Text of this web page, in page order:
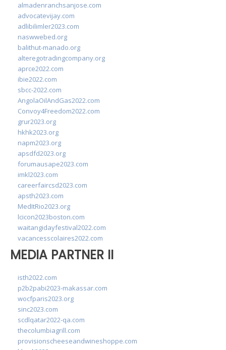
almadenranchsanjose.com
advocatevijay.com
adlibilimler2023.com
naswwebed.org
balithut-manado.org
alteregotradingcompany.org
aprce2022.com
ibie2022.com
sbcc-2022.com
AngolaOilAndGas2022.com
Convoy4Freedom2022.com
grur2023.org
hkhk2023.org
napm2023.org
apsdfd2023.org
forumausape2023.com
imkl2023.com
careerfaircsd2023.com
apsth2023.com
MedItRio2023.org
lcicon2023boston.com
waitangidayfestival2022.com
vacancesscolaires2022.com
MEDIA PARTNER II
isth2022.com
p2b2pabi2023-makassar.com
wocfparis2023.org
sinc2023.com
scdlqatar2022-qa.com
thecolumbiagrill.com
provisionscheeseandwineshoppe.com